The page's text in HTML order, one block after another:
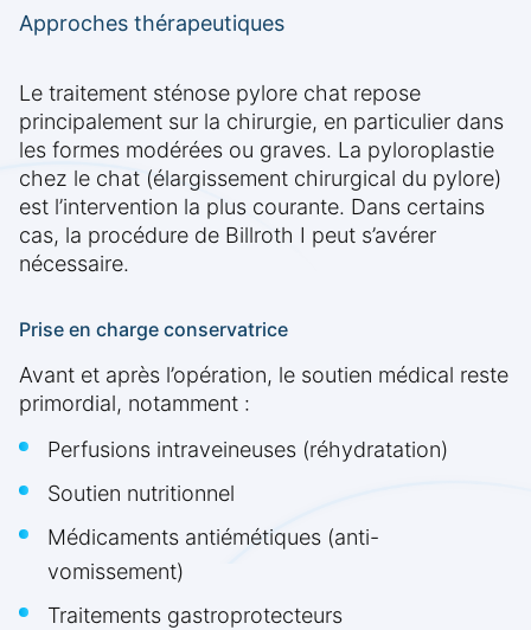
Approches thérapeutiques
Le traitement sténose pylore chat repose
principalement sur la chirurgie, en particulier dans
les formes modérées ou graves. La pyloroplastie
chez le chat (élargissement chirurgical du pylore)
est l’intervention la plus courante. Dans certains
cas, la procédure de Billroth I peut s’avérer
nécessaire.
Prise en charge conservatrice
Avant et après l’opération, le soutien médical reste
primordial, notamment :
Perfusions intraveineuses (réhydratation)
Soutien nutritionnel
Médicaments antiémétiques (anti-
vomissement)
Traitements gastroprotecteurs